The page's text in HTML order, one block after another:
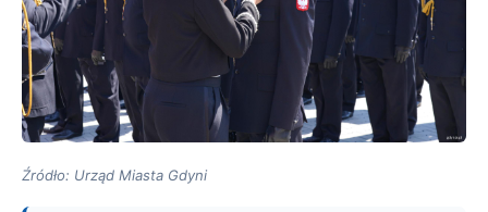
Źródło: Urząd Miasta Gdyni